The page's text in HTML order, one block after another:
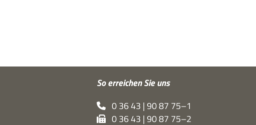
So errei­chen Sie uns
0 36 43 | 90 87 75–1
0 36 43 | 90 87 75–2